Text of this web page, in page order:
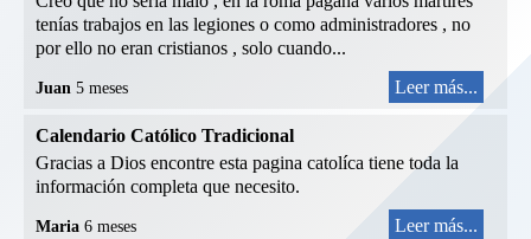
tenías trabajos en las legiones o como administradores , no
por ello no eran cristianos , solo cuando...
Juan 5 meses Leer más...
Calendario Católico Tradicional
Gracias a Dios encontre esta pagina catolíca tiene toda la
información completa que necesito.
Maria 6 meses Leer más...